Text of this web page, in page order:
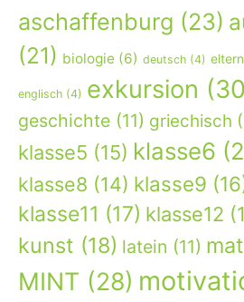
aschaffenburg (23)
(21) biologie (6) deutsch (4) eltern
englisch (4) exkursion
geschichte (11) griechisch
klasse5 (15) klasse6
klasse8 (14) klasse9
klasse11 (17) klasse12
kunst (18) latein (11)
MINT (28)